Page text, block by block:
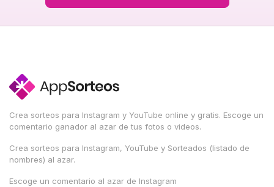
Crea sorteos para Instagram y YouTube online y gratis. Escoge un
comentario ganador al azar de tus fotos o videos.
Crea sorteos para Instagram, YouTube y Sorteados (listado de
nombres) al azar.
Escoge un comentario al azar de Instagram